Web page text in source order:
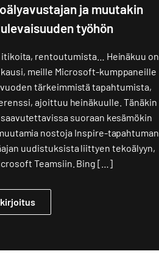
ja muutakin
työhön
itikoita, rentoutumista… Heinäkuu on
meille Microsoft-kumppaneille
tärkeimmistä tapahtumista,
ajoittuu heinäkuulle. Tänäkin
suoraan kesämökin
nostoja Inspire-tapahtuman
uudistuksista liittyen tekoälyyn,
Teamsiin. Bing […]